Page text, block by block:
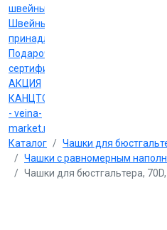
швейные
Швейные
принадлежности
Подарочные
сертификаты
АКЦИЯ
КАНЦТОВАРЫ
- veina-
market.ru
Каталог
Чашки для
Чашки с равномерным
Чашки для бюстгальтера,